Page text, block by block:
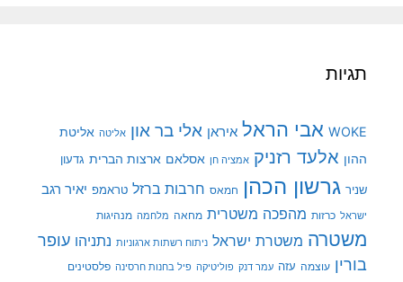
תגיות
WOKE אבי הראל איראן אלי בר און אליטה אליטת
ההון אלעד רזניק אמציה חן אסלאם ארצות הברית גדעון
שניר גרשון הכהן חמאס חרבות ברזל טראמפ יאיר רגב
ישראל כרזות מהפכה משטרית מחאה מלחמה מנהיגות
משטרה משטרת ישראל ניתוח רשתות ארגוניות נתניהו עופר
בורין עוצמה עזה עמר דנק פוליטיקה פיל בחנות חרסינה פלסטינים